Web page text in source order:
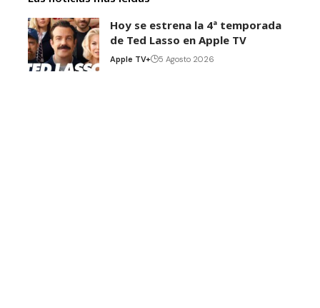
Hoy se estrena la 4ª temporada
de Ted Lasso en Apple TV
Apple TV+ 5 Agosto 2026